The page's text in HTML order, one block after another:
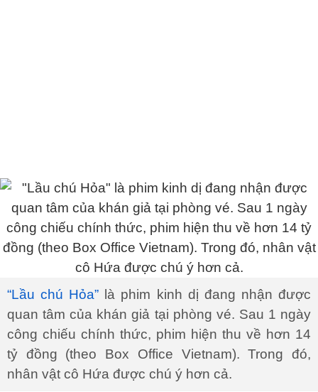
“Lầu chú Hỏa” là phim kinh dị đang nhận được
quan tâm của khán giả tại phòng vé. Sau 1 ngày
công chiếu chính thức, phim hiện thu về hơn 14
tỷ đồng (theo Box Office Vietnam). Trong đó,
nhân vật cô Hứa được chú ý hơn cả.